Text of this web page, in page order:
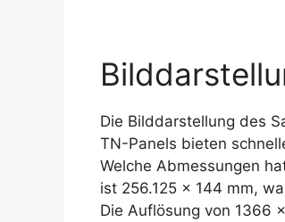
Die Bilddarstellung des
TN-Panels bieten
Welche Abmessungen
ist 256.125 x 144 mm,
Die Auflösung von 1366